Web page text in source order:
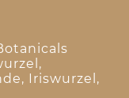
Iriswurzel,